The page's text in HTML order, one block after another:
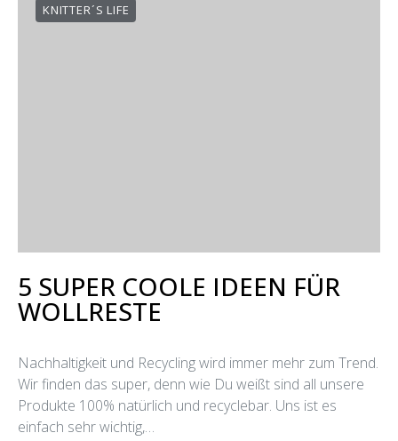
KNITTER´S LIFE
5 SUPER COOLE IDEEN FÜR
WOLLRESTE
Nachhaltigkeit und Recycling wird immer mehr zum Trend.
Wir finden das super, denn wie Du weißt sind all unsere
Produkte 100% natürlich und recyclebar. Uns ist es
einfach sehr wichtig,…